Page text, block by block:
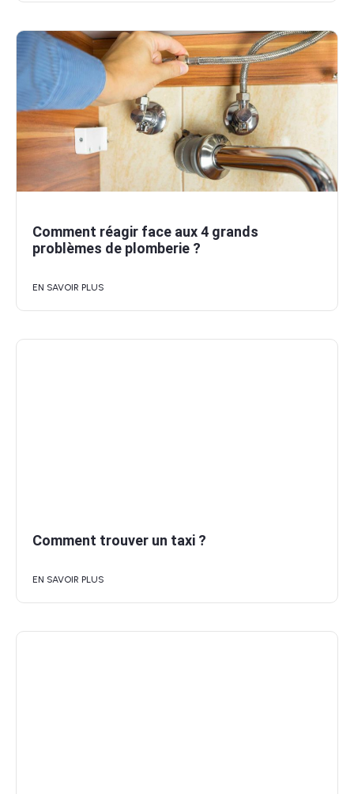
Comment réagir face aux 4 grands
problèmes de plomberie ?
EN SAVOIR PLUS
Comment trouver un taxi ?
EN SAVOIR PLUS